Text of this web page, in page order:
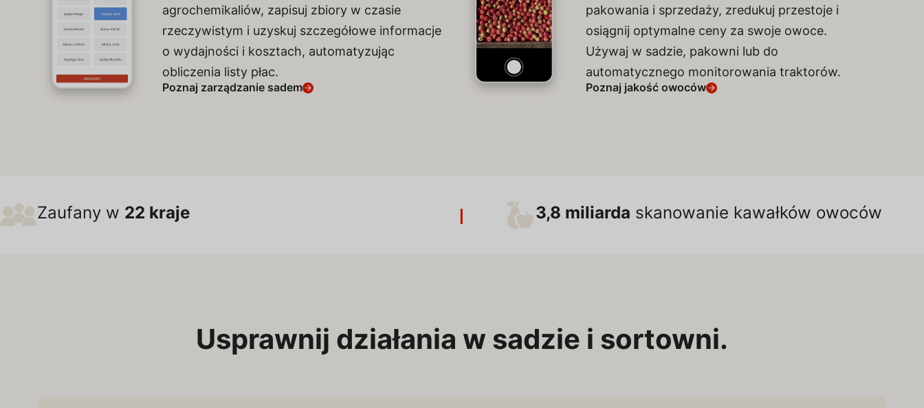
agrochemikaliów, zapisuj zbiory w czasie
rzeczywistym i uzyskuj szczegółowe informacje
o wydajności i kosztach, automatyzując
obliczenia listy płac.
Poznaj zarządzanie sadem
pakowania i sprzedaży, zredukuj przestoje i
osiągnij optymalne ceny za swoje owoce.
Używaj w sadzie, pakowni lub do
automatycznego monitorowania traktorów.
Poznaj jakość owoców
Zaufany w 22 kraje | 3,8 miliarda skanowanie kawałków owoców
Usprawnij działania w sadzie i sortowni.